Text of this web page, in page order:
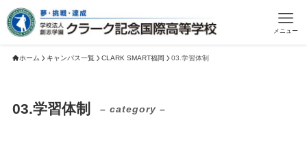
メニュー
ホーム キャンパス一覧 CLARK SMART福岡 03.学習体制
03.学習体制 – category –